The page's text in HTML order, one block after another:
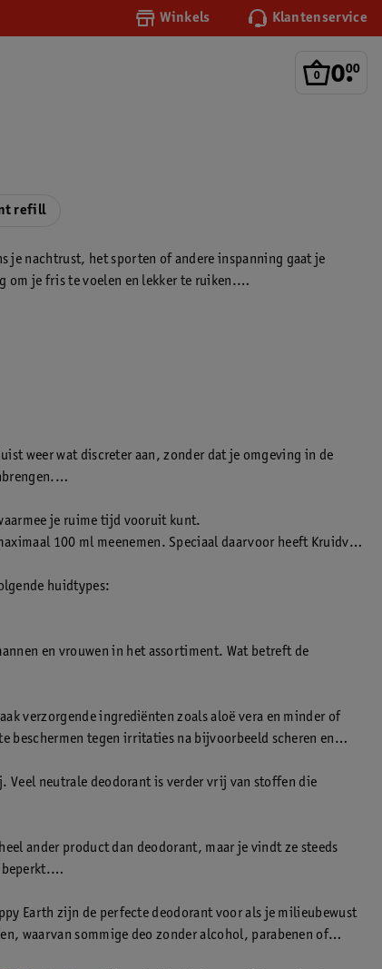
Winkels Klantenservice
0.
00
refill
je nachtrust, het sporten of andere inspanning gaat je
om je fris te voelen en lekker te ruiken.
weer wat discreter aan, zonder dat je omgeving in de
je ruime tijd vooruit kunt.
100 ml meenemen. Speciaal daarvoor heeft Kruidvat
huidtypes:
en vrouwen in het assortiment. Wat betreft de
verzorgende ingrediënten zoals aloë vera en minder of
beschermen tegen irritaties na bijvoorbeeld scheren en
Veel neutrale deodorant is verder vrij van stoffen die
ander product dan deodorant, maar je vindt ze steeds
Earth zijn de perfecte deodorant voor als je milieubewust
waarvan sommige deo zonder alcohol, parabenen of